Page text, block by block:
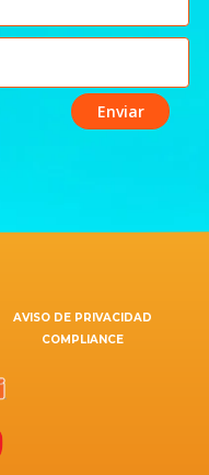
AVISO DE PRIVACIDAD
COMPLIANCE